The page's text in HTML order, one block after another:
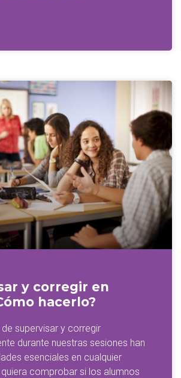
y corregir en
hacerlo?
supervisar y corregir
durante nuestras sesiones han
esenciales en cualquier
comprobar si los alumnos